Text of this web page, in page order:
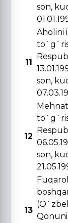
son,
11
Aholini
son,
12
son,
13
Qonuni